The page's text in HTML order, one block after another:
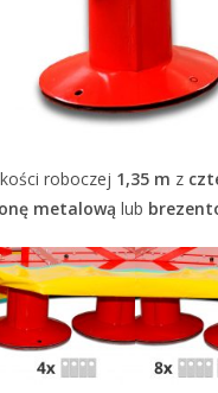
roboczej 1,35 m z
metalową lub